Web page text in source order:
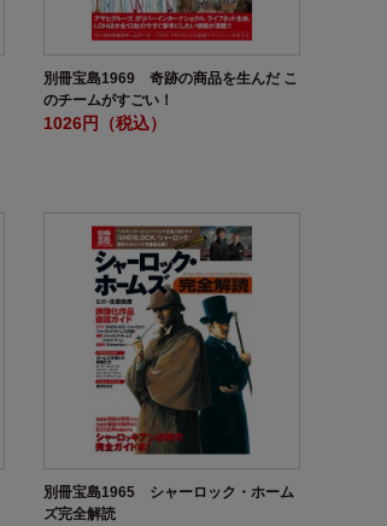
別冊宝島1969 奇跡の商品を生んだ こ
のチームがすごい！
1026円（税込）
別冊宝島1965 シャーロック・ホーム
ズ完全解読